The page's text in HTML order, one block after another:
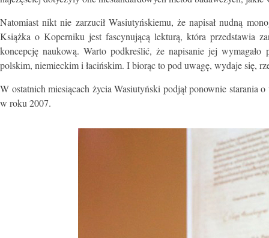
Natomiast nikt nie zarzucił Wasiutyńskiemu, że napisał nudną
Książka o Koperniku jest fascynującą lekturą, która przedstawia
koncepcję naukową. Warto podkreślić, że napisanie jej
polskim, niemieckim i łacińskim. I biorąc to pod uwagę, wydaje się,
W ostatnich miesiącach życia Wasiutyński podjął ponownie
w roku 2007.